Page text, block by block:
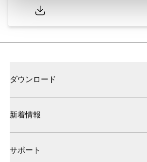
ダウンロード
新着情報
サポート